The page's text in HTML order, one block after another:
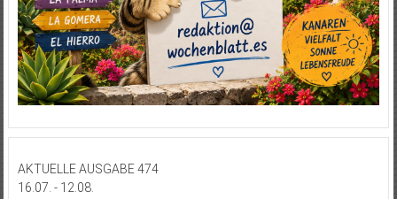
AKTUELLE AUSGABE 474
16.07. - 12.08.